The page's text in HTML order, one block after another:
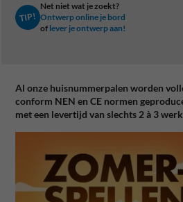
TIP!
Net niet wat je zoekt?
Ontwerp online je bord
of lever je ontwerp aan!
Al onze huisnummerpalen worden
conform NEN en CE normen
met een levertijd van slechts 2 à 3